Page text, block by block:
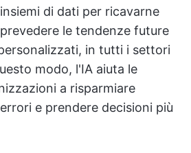
di dati per ricavarne
le tendenze future
in tutti i settori
modo, l'IA aiuta le
a risparmiare
e prendere decisioni più